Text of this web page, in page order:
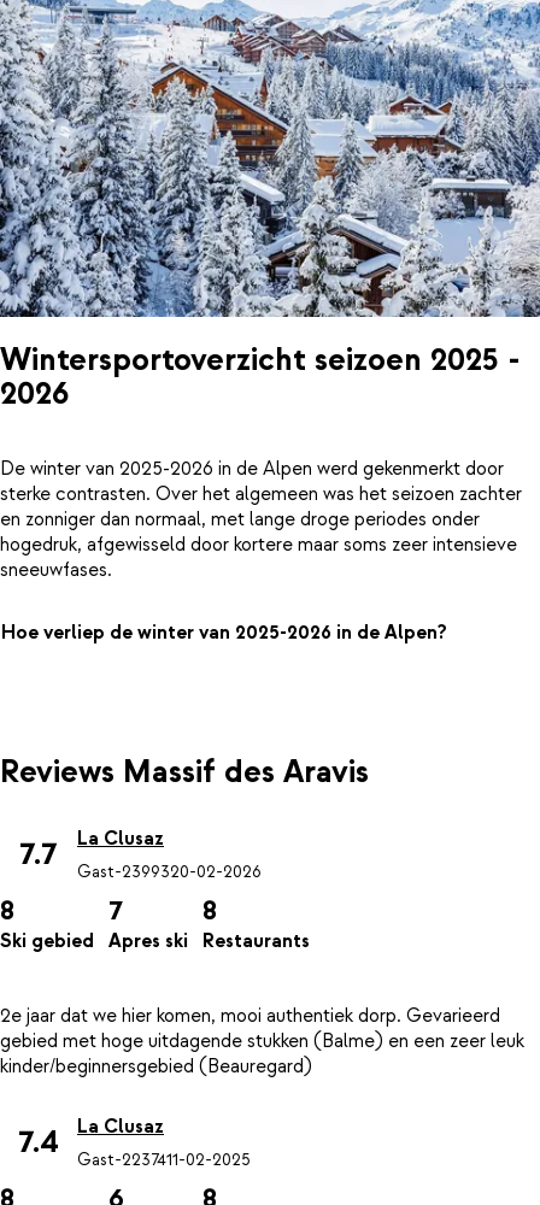
Wintersportoverzicht seizoen 2025 -
2026
De winter van 2025-2026 in de Alpen werd gekenmerkt door
sterke contrasten. Over het algemeen was het seizoen zachter
en zonniger dan normaal, met lange droge periodes onder
hogedruk, afgewisseld door kortere maar soms zeer intensieve
sneeuwfases.
Hoe verliep de winter van 2025-2026 in de Alpen?
Reviews Massif des Aravis
7.7 La Clusaz
Gast-2399320-02-2026
8
Ski gebied
7
Apres ski
8
Restaurants
2e jaar dat we hier komen, mooi authentiek dorp. Gevarieerd
gebied met hoge uitdagende stukken (Balme) en een zeer leuk
7.4 La Clusaz
Gast-2237411-02-2025